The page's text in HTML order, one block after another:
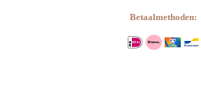
Betaalmethoden: